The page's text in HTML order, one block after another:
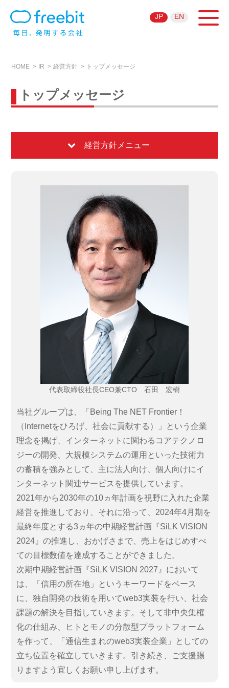
JP EN
HOME IR 経営方針 トップメッセージ
トップメッセージ
経営方針メニュー
代表取締役社長CEO兼CTO 石田 宏樹
当社グループは、「Being The NET Frontier！
（Internetをひろげ、社会に貢献する）」という企業
理念を掲げ、インターネットに関わるコアテクノロ
ジーの開発、大規模システムの運用といった技術力
の蓄積を強みとして、主に法人向け、個人向けにイ
ンターネット関連サービスを提供しています。
2021年から2030年の10ヵ年計画を視野に入れた企業
経営を推進しており、それに沿って、2024年4月期を
最終年度とする3ヵ年の中期経営計画『SiLK VISION
2024』の推進し、おかげさまで、売上をはじめすべ
ての目標数値を達成することができました。
次期中期経営計画『SiLK VISION 2027』において
は、「信用の所在地」というキーワードをベース
に、独自開発の技術を用いてweb3実装を行い、社会
課題の解決を目指していきます。そして非中央集権
化の仕組み、ヒトとモノの分散型プラットフォーム
を作って、「通信生まれのweb3実装企業」としての
立ち位置を確立していきます。引き続き、ご支援賜
りますよう宜しくお願い申し上げます。